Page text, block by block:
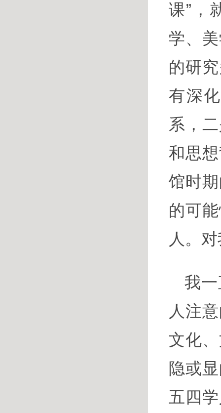
课”，
学、
的研
有深
系，
和思
馆时
的可
人。
我
人注
文化
隐或
五四